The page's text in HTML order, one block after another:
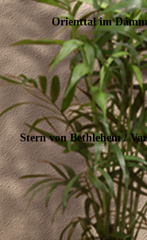
Orienttal im
Stern von Bethlehem /